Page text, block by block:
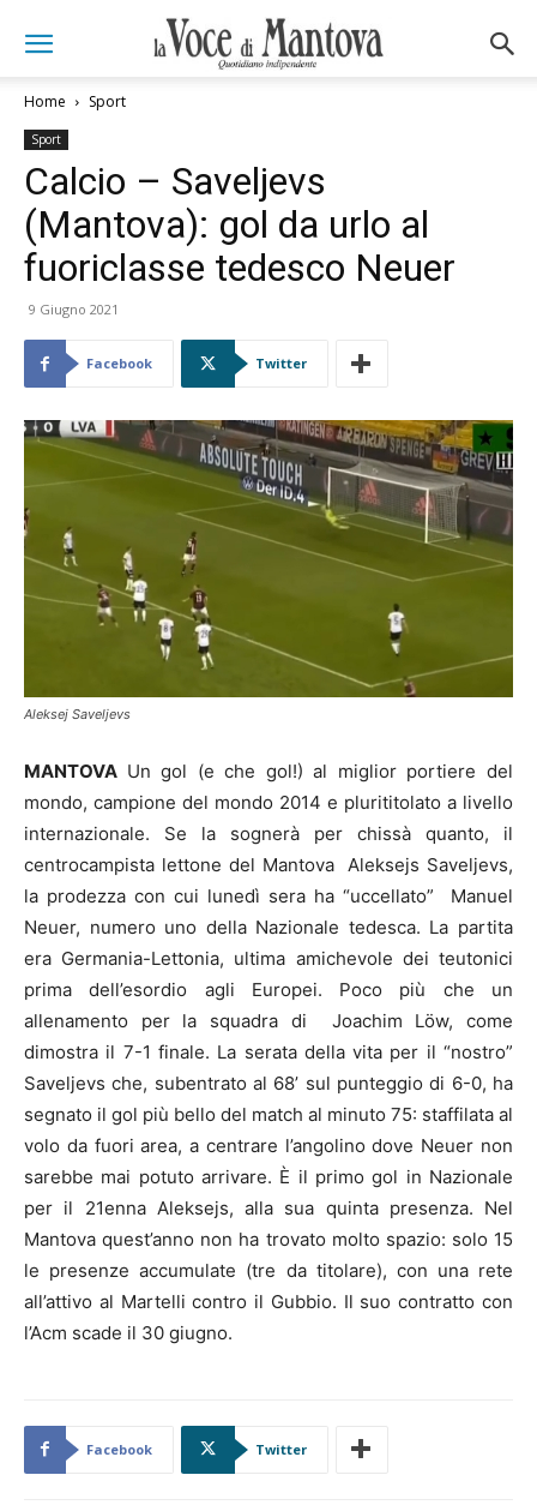
Home Sport
Sport
Calcio – Saveljevs
(Mantova): gol da urlo al
fuoriclasse tedesco Neuer
9 Giugno 2021
Facebook Twitter
Aleksej Saveljevs
MANTOVA Un gol (e che gol!) al miglior portiere del
mondo, campione del mondo 2014 e plurititolato a livello
internazionale. Se la sognerà per chissà quanto, il
centrocampista lettone del Mantova Aleksejs Saveljevs,
la prodezza con cui lunedì sera ha “uccellato” Manuel
Neuer, numero uno della Nazionale tedesca. La partita
era Germania-Lettonia, ultima amichevole dei teutonici
prima dell’esordio agli Europei. Poco più che un
allenamento per la squadra di Joachim Löw, come
dimostra il 7-1 finale. La serata della vita per il “nostro”
Saveljevs che, subentrato al 68’ sul punteggio di 6-0, ha
segnato il gol più bello del match al minuto 75: staffilata al
volo da fuori area, a centrare l’angolino dove Neuer non
sarebbe mai potuto arrivare. È il primo gol in Nazionale
per il 21enna Aleksejs, alla sua quinta presenza. Nel
Mantova quest’anno non ha trovato molto spazio: solo 15
le presenze accumulate (tre da titolare), con una rete
all’attivo al Martelli contro il Gubbio. Il suo contratto con
l’Acm scade il 30 giugno.
Facebook Twitter